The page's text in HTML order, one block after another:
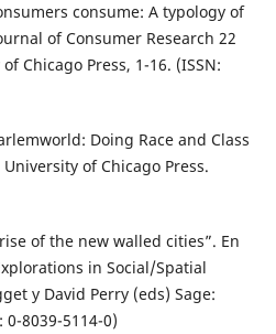
consume: A typology of
of Consumer Research 22
Chicago Press, 1-16. (ISSN:
Doing Race and Class
of Chicago Press.
of the new walled cities”. En
in Social/Spatial
y David Perry (eds) Sage:
0-8039-5114-0)